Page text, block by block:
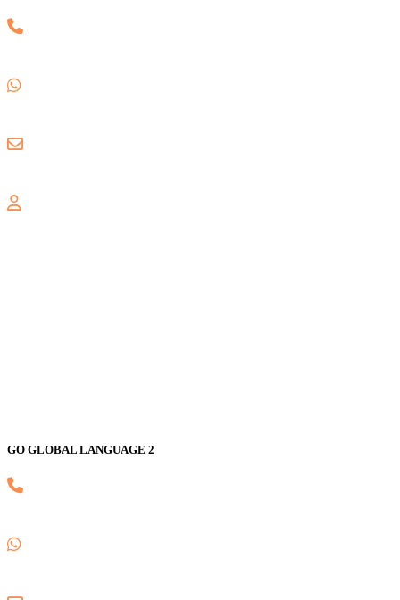
GO GLOBAL LANGUAGE 2